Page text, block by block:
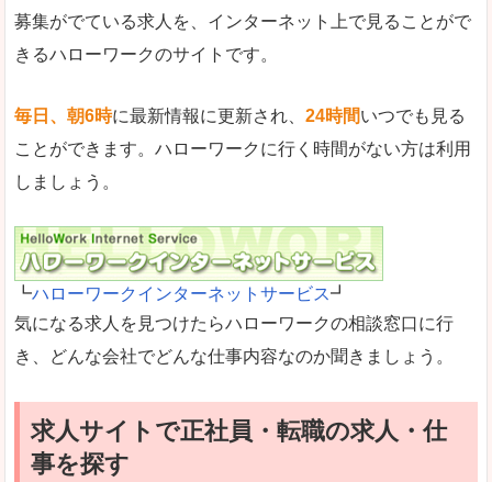
募集がでている求人を、インターネット上で見ることがで
きるハローワークのサイトです。
毎日、朝6時に最新情報に更新され、 24時間いつでも見る
ことができます。ハローワークに行く時間がない方は利用
しましょう。
┗ハローワークインターネットサービス┛
気になる求人を見つけたらハローワークの相談窓口に行
き、どんな会社でどんな仕事内容なのか聞きましょう。
求人サイトで正社員・転職の求人・仕
事を探す